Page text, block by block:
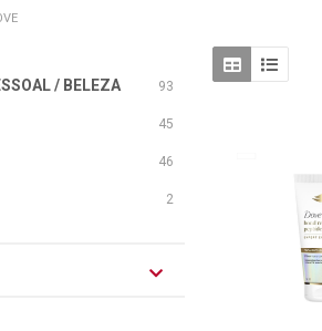
/ BELEZA 93
45
46
2